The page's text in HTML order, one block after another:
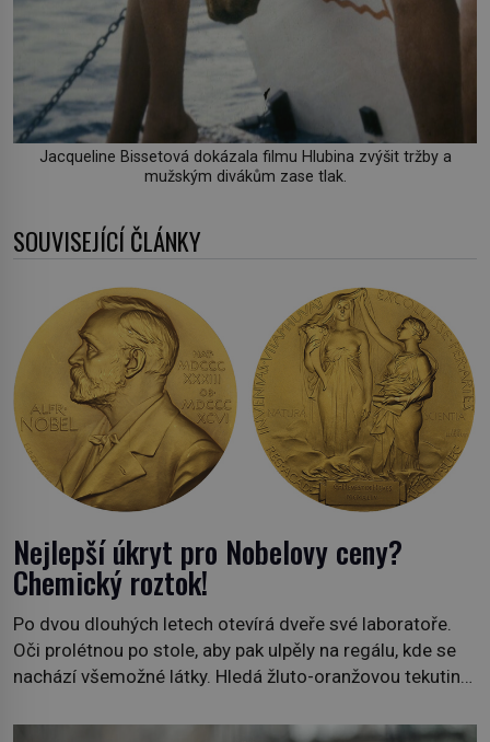
Jacqueline Bissetová dokázala filmu Hlubina zvýšit tržby a
mužským divákům zase tlak.
SOUVISEJÍCÍ ČLÁNKY
Nejlepší úkryt pro Nobelovy ceny?
Chemický roztok!
Po dvou dlouhých letech otevírá dveře své laboratoře.
Oči prolétnou po stole, aby pak ulpěly na regálu, kde se
nachází všemožné látky. Hledá žluto-oranžovou tekutinu,
plán dokončit. Pod termínem aqua regia se skrývá